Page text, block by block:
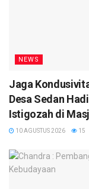
NEWS
Jaga
Desa Sedan
Istigozah di
10 AGUSTUS 2026 15